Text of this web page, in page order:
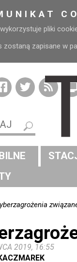
pliki
zostaną zapisane w
2019, 16:55